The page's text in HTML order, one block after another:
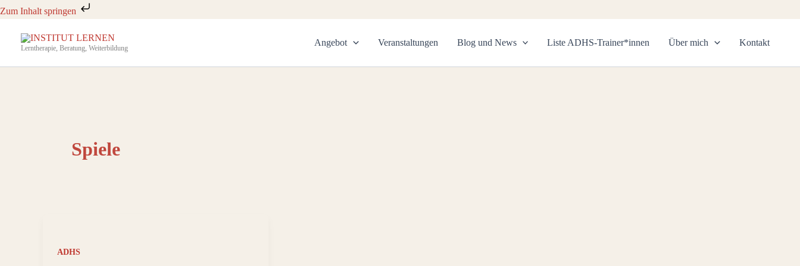
Zum Inhalt springen
Zum
springen
Lerntherapie, Beratung, Weiterbildung
Angebot Veranstaltungen Blog und News Liste ADHS-Trainer*innen Über mich Kontakt
Spiele
ADHS